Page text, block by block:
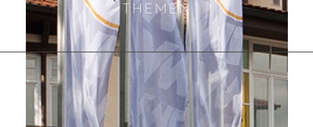
THEMEN